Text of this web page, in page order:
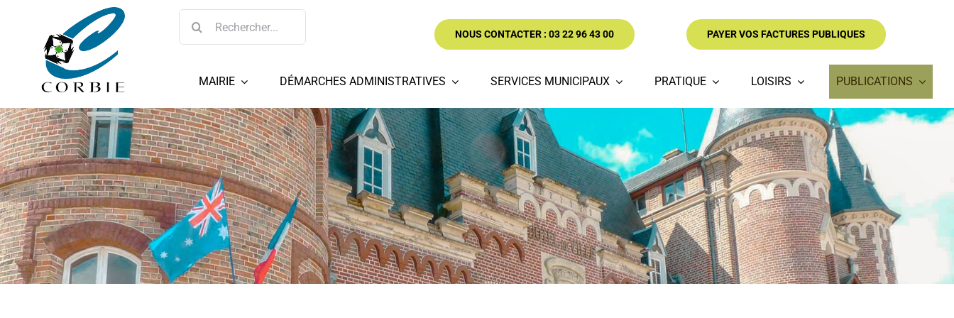
Rechercher:
NOUS CONTACTER : 03 22 96 43 00 PAYER VOS FACTURES PUBLIQUES
MAIRIE DÉMARCHES ADMINISTRATIVES SERVICES MUNICIPAUX PRATIQUE LOISIRS PUBLICATIONS